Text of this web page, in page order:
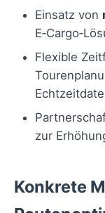
Einsatz von
Flexible
zur
Konkrete